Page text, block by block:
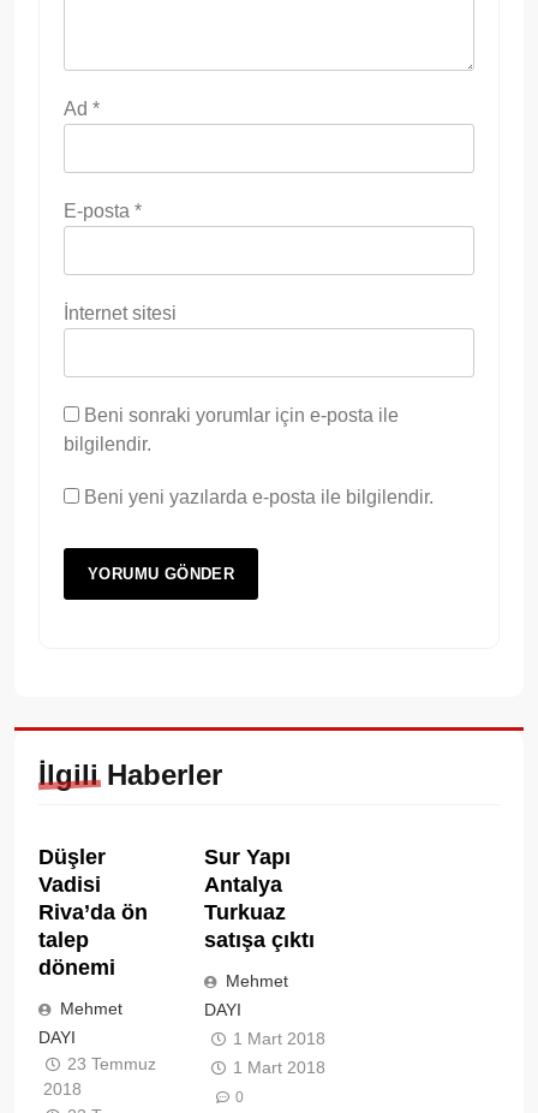
Ad *
E-posta *
İnternet sitesi
Beni sonraki yorumlar için e-posta ile
bilgilendir.
Beni yeni yazılarda e-posta ile bilgilendir.
İlgili Haberler
Düşler
Vadisi
Riva’da ön
talep
dönemi
Mehmet
DAYI
23 Temmuz
2018
Sur Yapı
Antalya
Turkuaz
satışa çıktı
Mehmet
DAYI
1 Mart 2018
1 Mart 2018
0